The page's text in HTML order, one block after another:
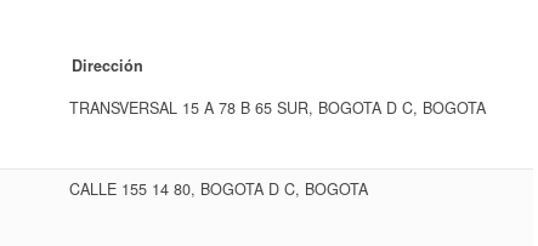
Dirección
TRANSVERSAL 15 A 78 B 65 SUR, BOGOTA D C, BOGOTA
CALLE 155 14 80, BOGOTA D C, BOGOTA